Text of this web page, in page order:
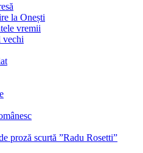
la Onești
vremii
vechi
proză scurtă ”Radu Rosetti”